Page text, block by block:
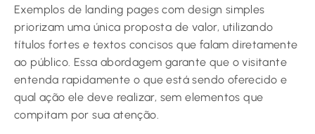
Exemplos de landing pages com design simples
priorizam uma única proposta de valor, utilizando
títulos fortes e textos concisos que falam diretamente
ao público. Essa abordagem garante que o visitante
entenda rapidamente o que está sendo oferecido e
qual ação ele deve realizar, sem elementos que
compitam por sua atenção.